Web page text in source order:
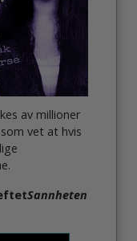
av millioner
vet at hvis
Sannheten